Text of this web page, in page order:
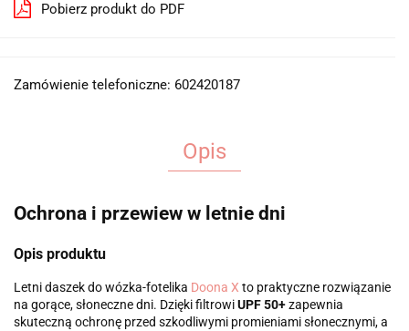
Pobierz produkt do PDF
Zamówienie telefoniczne: 602420187
Opis
Ochrona i przewiew w letnie dni
Opis produktu
Letni daszek do wózka-fotelika Doona X to praktyczne rozwiązanie
na gorące, słoneczne dni. Dzięki filtrowiUPF 50+zapewnia
skuteczną ochronę przed szkodliwymi promieniami słonecznymi, a